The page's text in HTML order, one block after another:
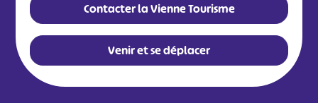
Contacter la Vienne Tourisme
Venir et se déplacer